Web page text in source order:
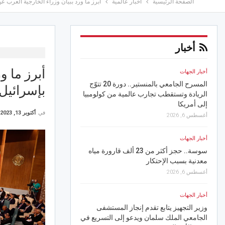
الصفحة الرئيسية اخبار عالمية أبرز ما ورد ببيان وزراء الخارجية العرب
أبرز ما
في أكتوبر 13, 2023
أخبار
أخبار الجهات
المسرح الجامعي بالمنستير.. دورة 20 تتوّج
الريادة وتستقطب تجارب عالمية من كولومبيا
إلى أمريكا
أغسطس 6, 2026
أخبار الجهات
سوسة.. حجز أكثر من 23 ألف قارورة مياه
معدنية بسبب الإحتكار
أغسطس 6, 2026
أخبار الجهات
وزير التجهيز يتابع تقدم إنجاز المستشفى
الجامعي الملك سلمان ويدعو إلى التسريع في
سوسة.. وزير التّجهيز
خلال جويلية على
تحكيم: ناجي الجويني
الحيمودي